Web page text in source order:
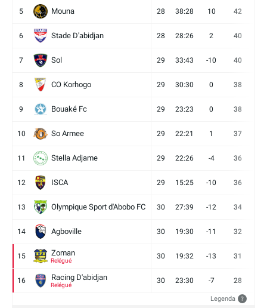
5 Mouna 28 38:28 10 42
6 Stade D'abidjan 28 28:26 2 40
7 Sol 29 33:43 -10 40
8 CO Korhogo 29 30:30 0 38
9 Bouaké Fc 29 23:23 0 38
10 So Armee 29 22:21 1 37
11 Stella Adjame 29 22:26 -4 36
12 ISCA 29 15:25 -10 36
13 Olympique Sport d'Abobo FC 30 27:39 -12 34
14 Agboville 30 19:30 -11 32
15 Zoman
Relégué
30 19:32 -13 31
16 Racing D'abidjan
Relégué
30 23:30 -7 28
Legenda ?